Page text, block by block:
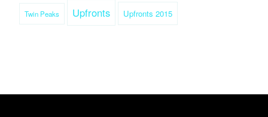
Twin Peaks Upfronts Upfronts 2015